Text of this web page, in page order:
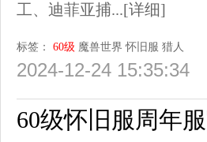
工、迪菲亚捕...[详细]
标签： 60级 魔兽世界 怀旧服 猎人
2024-12-24 15:35:34
60级怀旧服周年